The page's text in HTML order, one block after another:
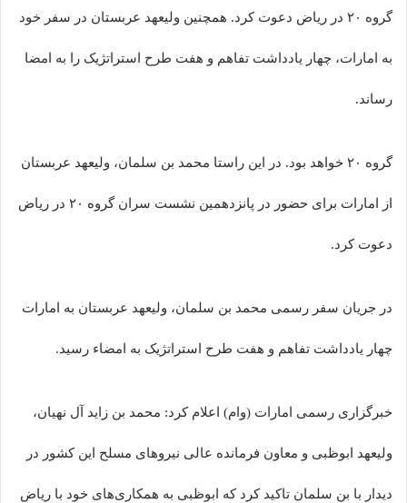
گروه ۲۰ در ریاض دعوت کرد. همچنین ولیعهد عربستان در سفر خود
به امارات، چهار یادداشت تفاهم و هفت طرح استراتژیک را به امضا
رساند.
گروه ۲۰ خواهد بود. در این راستا محمد بن سلمان، ولیعهد عربستان
از امارات برای حضور در پانزدهمین نشست سران گروه ۲۰ در ریاض
دعوت کرد.
در جریان سفر رسمی محمد بن سلمان، ولیعهد عربستان به امارات
چهار یادداشت تفاهم و هفت طرح استراتژیک به امضاء رسید.
خبرگزاری رسمی امارات (وام) اعلام کرد: محمد بن زاید آل نهیان،
ولیعهد ابوظبی و معاون فرمانده عالی نیروهای مسلح این کشور در
دیدار با بن سلمان تاکید کرد که ابوظبی به همکاری‌های خود با ریاض